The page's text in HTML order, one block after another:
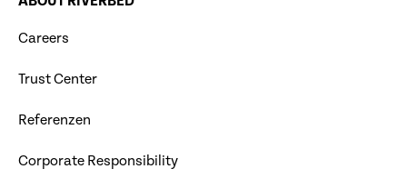
Careers
Trust Center
Referenzen
Corporate Responsibility